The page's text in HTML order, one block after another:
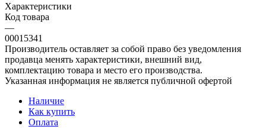
Характеристики
Код товара
—
00015341
Производитель оставляет за собой право без уведомления
продавца менять характеристики, внешний вид,
комплектацию товара и место его производства.
Указанная информация не является публичной офертой
Наличие
Как купить
Оплата